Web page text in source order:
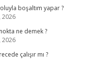
boşaltım yapar ?
2026
ne demek ?
2026
çalışır mı ?